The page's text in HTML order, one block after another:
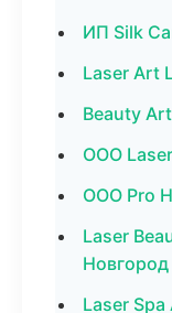
ИП Silk
Laser Art
Beauty
ООО
ООО Pro
Laser
Новгород
Laser